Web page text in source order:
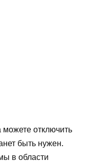
можете отключить
быть нужен.
в области